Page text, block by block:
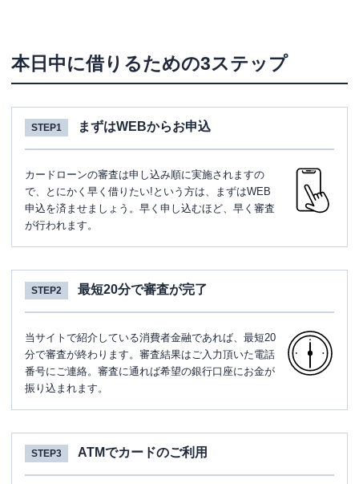
本日中に借りるための3ステップ
STEP1 まずはWEBからお申込
カードローンの審査は申し込み順に実施されますの
で、とにかく早く借りたい!という方は、まずはWEB
申込を済ませましょう。早く申し込むほど、早く審査
が行われます。
STEP2 最短20分で審査が完了
当サイトで紹介している消費者金融であれば、最短20
分で審査が終わります。審査結果はご入力頂いた電話
番号にご連絡。審査に通れば希望の銀行口座にお金が
振り込まれます。
STEP3 ATMでカードのご利用